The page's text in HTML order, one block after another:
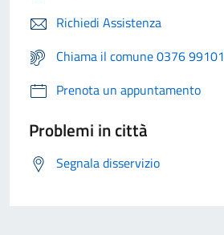
Richiedi Assistenza
Chiama il comune 0376 99101
Prenota un appuntamento
Problemi in città
Segnala disservizio